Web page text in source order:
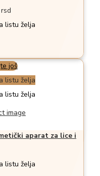
rsd
listu želja
još
listu želja
listu želja
aparat za lice i
listu želja